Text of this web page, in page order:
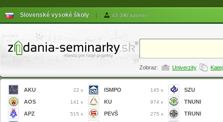
Slovenské vysoké školy | 43 396 autorov
Zobraz: Univerzity
AKU 22 x
AOS 141 x
APZ 515 x
ISMPO 145 x
KU 974 x
PEVŠ 275 x
SZU
TNUNI
TRUNI